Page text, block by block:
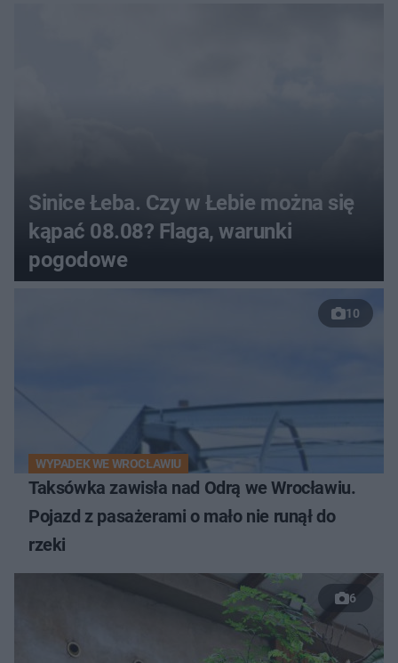
Sinice Łeba. Czy w Łebie można się
kąpać 08.08? Flaga, warunki
pogodowe
10
WYPADEK WE WROCŁAWIU
Taksówka zawisła nad Odrą we Wrocławiu.
Pojazd z pasażerami o mało nie runął do
rzeki
6